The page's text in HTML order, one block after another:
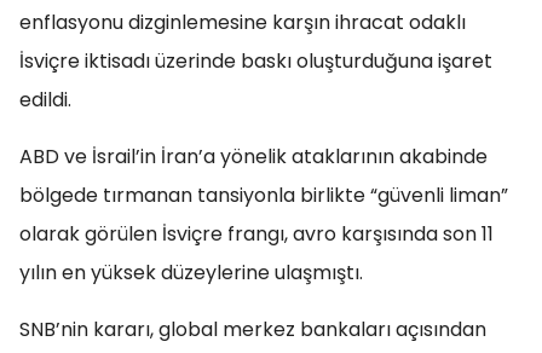
enflasyonu dizginlemesine karşın ihracat odaklı
İsviçre iktisadı üzerinde baskı oluşturduğuna işaret
edildi.
ABD ve İsrail’in İran’a yönelik ataklarının akabinde
bölgede tırmanan tansiyonla birlikte “güvenli liman”
olarak görülen İsviçre frangı, avro karşısında son 11
yılın en yüksek düzeylerine ulaşmıştı.
SNB’nin kararı, global merkez bankaları açısından